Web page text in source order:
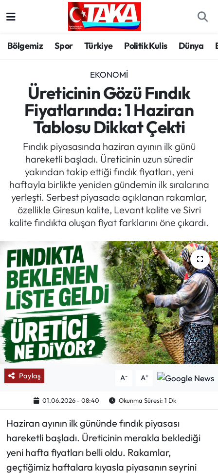
Bölgemiz Spor Türkiye Politik Kulis Dünya
EKONOMI
Üreticinin Gözü Fındık
Fiyatlarında: 1 Haziran
Tablosu Dikkat Çekti
Fındık piyasasında haziran ayının ilk günü
hareketli başladı. Üreticinin uzun süredir
yakından takip ettiği fındık fiyatları, yeni
haftayla birlikte yeniden gündemin ilk sıralarına
yerleşti. Serbest piyasada açıklanan rakamlar,
özellikle Giresun kalite, Levant kalite ve Sivri
kalite fındıkta oluşan fiyat farklarını öne çıkardı.
Paylaş A- A+
01.06.2026 - 08:40 Okunma Süresi: 1 Dk
Haziran ayının ilk gününde fındık piyasası
hareketli başladı. Üreticinin merakla beklediği
yeni hafta fiyatları belli oldu. Rakamlar,
geçtiğimiz haftalara kıyasla piyasanın seyrini
Spor
Türkiye
Kültür/Sanat
Politika
Politik Kulis
Dünya
Magazin
Röportaj
Manşet
Köşe Yazıları
Karikatür Galeri
BIK
ASTROLOJİ
Spor Yazıları
Mektup Galeri
Ekonomi
Trabzon Hava Durumu
Trabzon Trafik Yoğunluk Haritası
Süper Lig Puan Durumu ve Fikstür
Tüm Manşetler
Son Dakika Haberleri
Haber Arşivi